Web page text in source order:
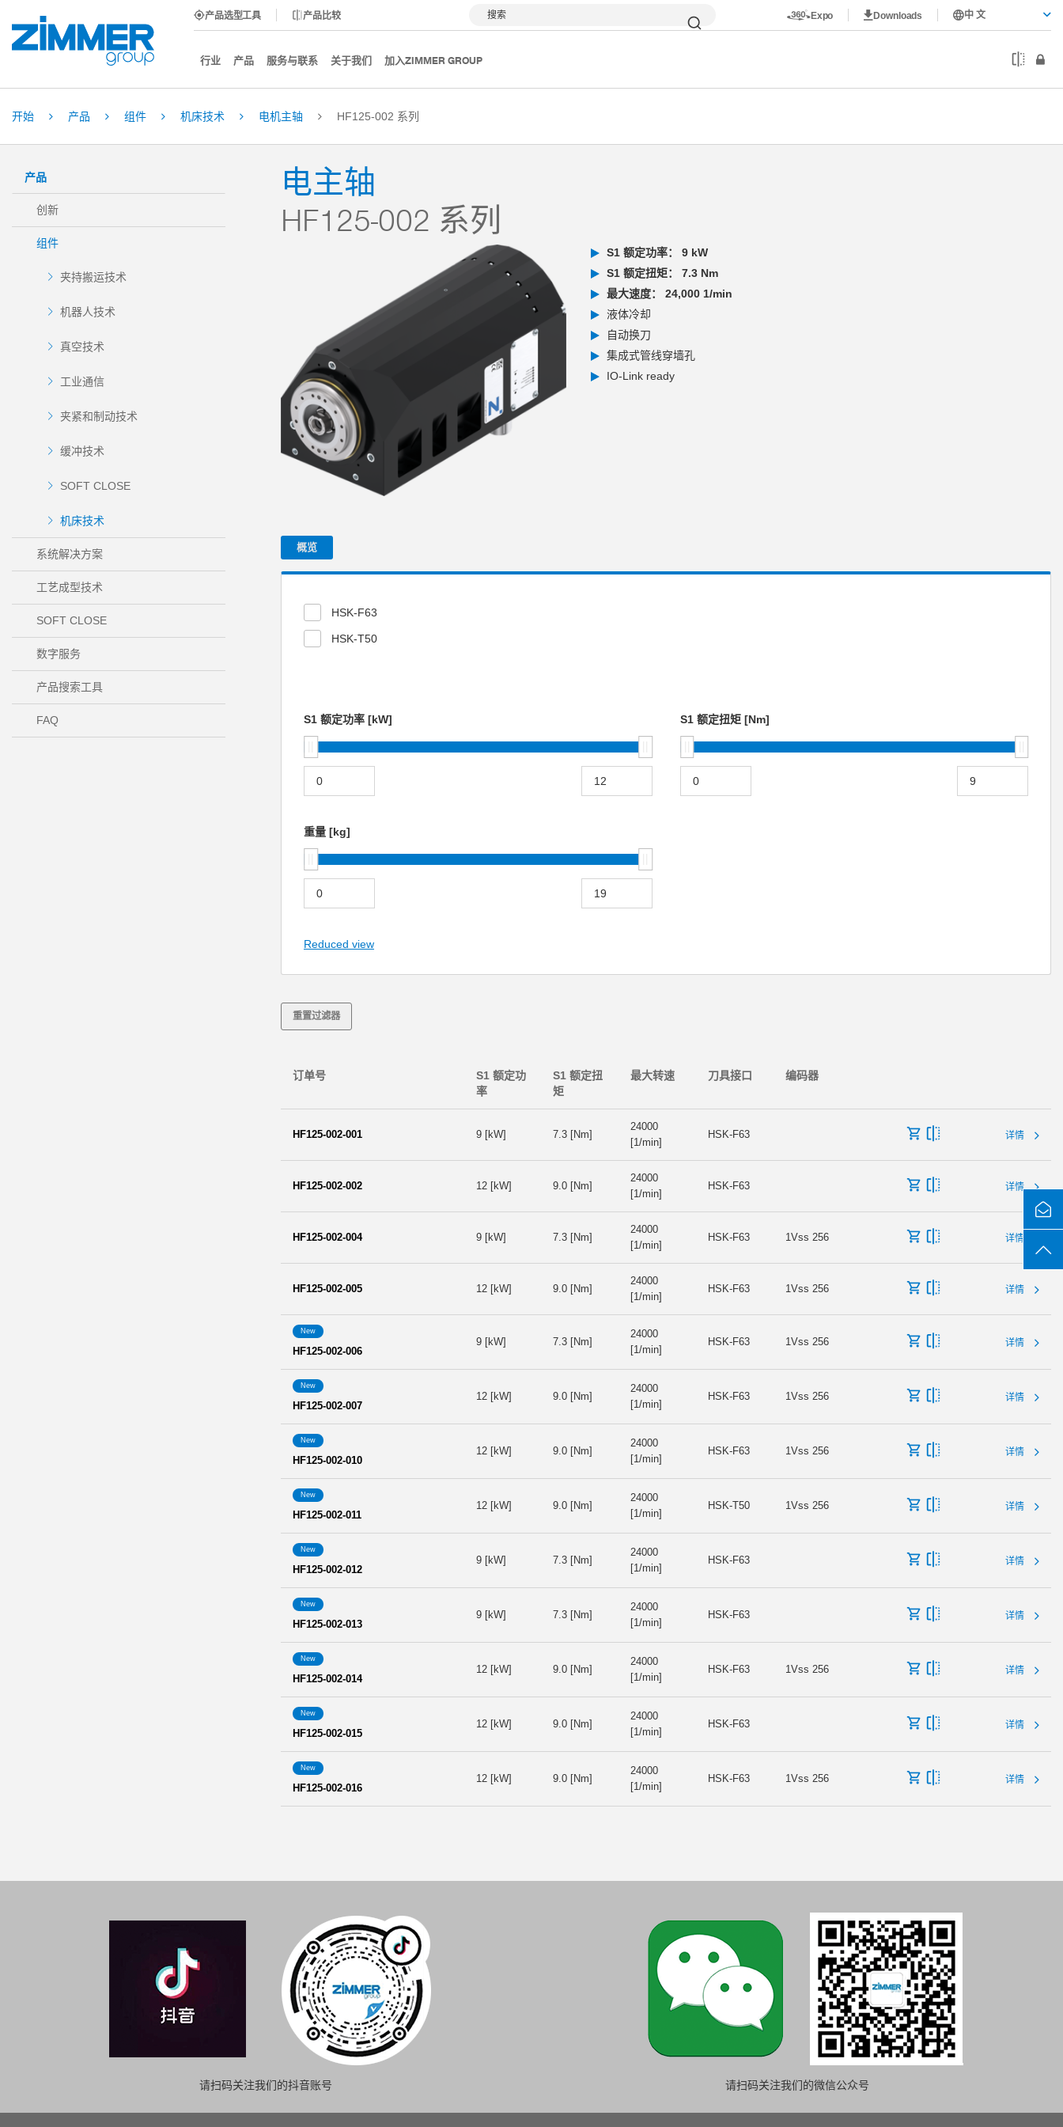
产品选型工具 产品比较 搜索 Expo Downloads 中 文
行业 产品 服务与联系 关于我们 加入ZIMMER GROUP
开始 产品 组件 机床技术 电机主轴 HF125-002 系列
产品
创新
组件
夹持搬运技术
机器人技术
真空技术
工业通信
夹紧和制动技术
缓冲技术
SOFT CLOSE
机床技术
系统解决方案
工艺成型技术
SOFT CLOSE
数字服务
产品搜索工具
FAQ
电主轴
HF125-002 系列
S1 额定功率： 9 kW
S1 额定扭矩： 7.3 Nm
最大速度： 24,000 1/min
液体冷却
自动换刀
集成式管线穿墙孔
IO-Link ready
概览
HSK-F63
HSK-T50
S1 额定功率 [kW] S1 额定扭矩 [Nm]
重量 [kg]
Reduced view
重置过滤器
订单号
S1 额定功
率
S1 额定扭
矩
最大转速 刀具接口 编码器
HF125-002-001 9 [kW] 7.3 [Nm]
24000
[1/min]
HSK-F63 详情
HF125-002-002 12 [kW] 9.0 [Nm]
24000
[1/min]
HSK-F63 详情
HF125-002-004 9 [kW] 7.3 [Nm]
24000
[1/min]
HSK-F63 1Vss 256 详情
HF125-002-005 12 [kW] 9.0 [Nm]
24000
[1/min]
HSK-F63 1Vss 256 详情
New
HF125-002-006
9 [kW] 7.3 [Nm]
24000
[1/min]
HSK-F63 1Vss 256 详情
New
HF125-002-007
12 [kW] 9.0 [Nm]
24000
[1/min]
HSK-F63 1Vss 256 详情
New
HF125-002-010
12 [kW] 9.0 [Nm]
24000
[1/min]
HSK-F63 1Vss 256 详情
New
HF125-002-011
12 [kW] 9.0 [Nm]
24000
[1/min]
HSK-T50 1Vss 256 详情
New
HF125-002-012
9 [kW] 7.3 [Nm]
24000
[1/min]
HSK-F63 详情
New
HF125-002-013
9 [kW] 7.3 [Nm]
24000
[1/min]
HSK-F63 详情
New
HF125-002-014
12 [kW] 9.0 [Nm]
24000
[1/min]
HSK-F63 1Vss 256 详情
New
HF125-002-015
12 [kW] 9.0 [Nm]
24000
[1/min]
HSK-F63 详情
New
HF125-002-016
12 [kW] 9.0 [Nm]
24000
[1/min]
HSK-F63 1Vss 256 详情
请扫码关注我们的抖音账号 请扫码关注我们的微信公众号